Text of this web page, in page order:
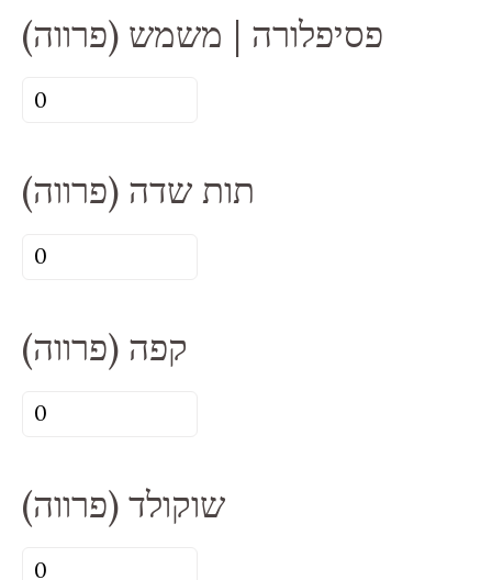
קרמל
(פרווה)
פסיפלורה | משמש (פרווה)
כמות
|
משמש
(פרווה)
תות שדה (פרווה)
כמות
שדה
(פרווה)
קפה (פרווה)
כמות
(פרווה)
שוקולד (פרווה)
כמות